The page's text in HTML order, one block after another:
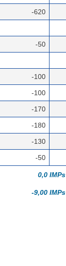
-620
-50
-100
-100
-170
-180
-130
-50
0,0 IMPs
-9,00 IMPs